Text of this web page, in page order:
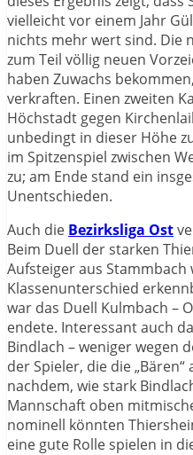
vielleicht vor einem Jahr
nichts mehr wert sind. Die
zum Teil völlig neuen
haben Zuwachs
verkraften. Einen zweiten
Höchstadt gegen
unbedingt in dieser Höhe
im Spitzenspiel zwischen
zu; am Ende stand ein
Unentschieden.
Auch die Bezirksliga Ost
Beim Duell der starken
Aufsteiger aus
Klassenunterschied
war das Duell Kulmbach –
endete. Interessant auch
Bindlach – weniger wegen
der Spieler, die die
nachdem, wie stark
Mannschaft oben
nominell könnten
eine gute Rolle spielen in